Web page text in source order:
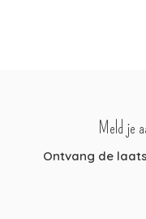
Meld je
Ontvang de